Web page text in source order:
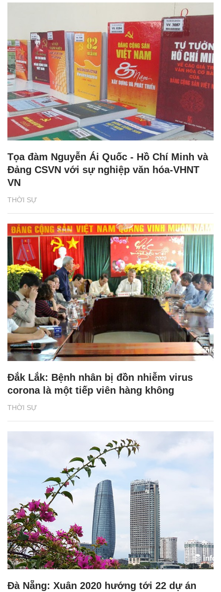
THỜI SỰ
Tọa đàm Nguyễn Ái Quốc - Hồ Chí Minh và
Đảng CSVN với sự nghiệp văn hóa-VHNT
VN
THỜI SỰ
Đắk Lắk: Bệnh nhân bị đồn nhiễm virus
corona là một tiếp viên hàng không
Đà Nẵng: Xuân 2020 hướng tới 22 dự án